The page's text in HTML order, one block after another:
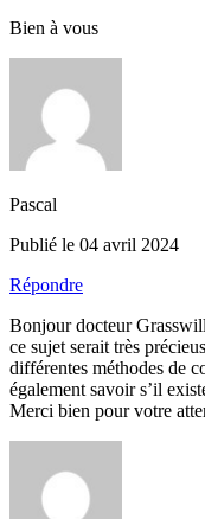
Bien à vous
Pascal
Publié le 04 avril 2024
Répondre
Bonjour docteur
ce sujet serait très
différentes méthodes de
également savoir s’il
Merci bien pour votre